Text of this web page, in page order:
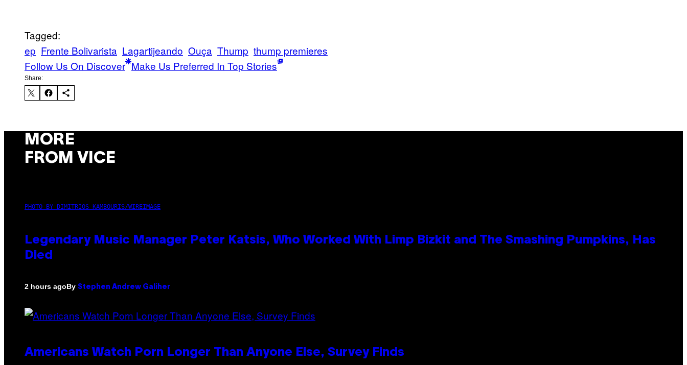
Tagged:
ep Frente Bolivarista Lagartijeando Ouça Thump thump premieres
Follow Us On Discover Make Us Preferred In Top Stories
Share:
MORE
FROM VICE
PHOTO BY DIMITRIOS KAMBOURIS/WIREIMAGE
Legendary Music Manager Peter Katsis, Who Worked With Limp Bizkit and The Smashing Pumpkins, Has
Died
2 hours agoBy Stephen Andrew Galiher
Americans Watch Porn Longer Than Anyone Else, Survey Finds